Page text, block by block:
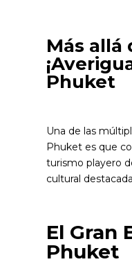
Más allá
Phuket
Una de las
Phuket es que
turismo playero
cultural
El Gran
Phuket